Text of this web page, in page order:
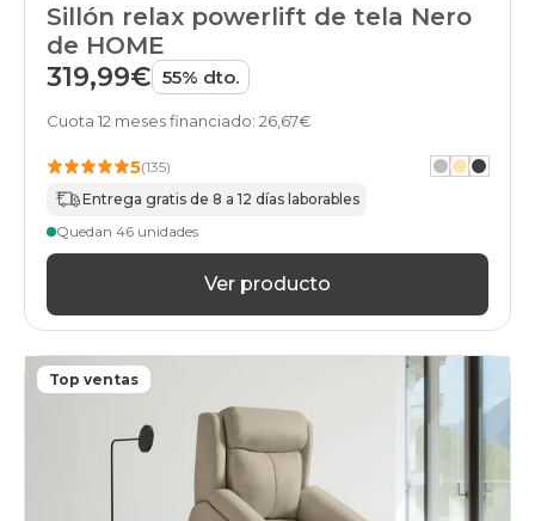
Sillón relax powerlift de tela Nero
de HOME
319,99€ 55% dto.
Cuota 12 meses financiado: 26,67€
5(135)
Entrega gratis de 8 a 12 días laborables
Quedan 46 unidades
Ver producto
Top ventas